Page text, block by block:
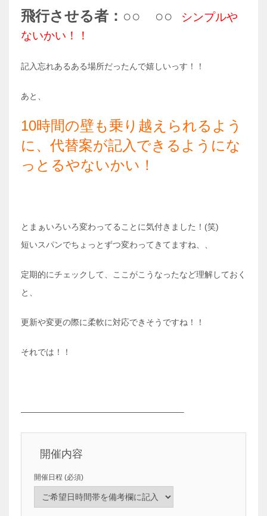
飛行させる者：○○ ○○
シンプルや
ないかい！！
記入忘れあるある場所だったんで嬉しいっす！！
あと、
10時間の壁も乗り越えられるよう
に、代替案が記入できるようにな
っとるやないかい！
とまぁいろいろ変わってることに気付きました！(笑)
短いスパンでちょっとずつ変わってきてますね、、
定期的にチェックして、ここがこうなったなど理解しておく
と、
更新や変更の際に柔軟に対応できそうですね！！
それでは！！
———————————————————–
開催内容
開催日程 (必須)